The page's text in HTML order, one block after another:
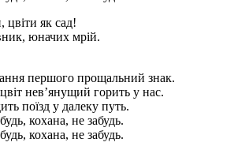
цвiти як сад!
юначих мрiй.
першого прощальний знак.
нев’янущий горить у нас.
поїзд у далеку путь.
кохана, не забудь.
кохана, не забудь.